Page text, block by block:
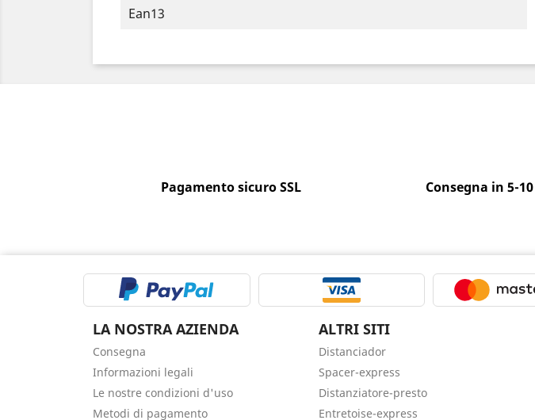
Ean13
Pagamento sicuro SSL Consegna in 5-
LA NOSTRA AZIENDA
Consegna
Informazioni legali
Le nostre condizioni d'uso
Metodi di pagamento
ALTRI SITI
Distanciador
Spacer-express
Distanziatore-presto
Entretoise-express